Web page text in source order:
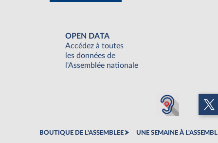
OPEN DATA
Accédez à toutes
les données de
l'Assemblée nationale
BOUTIQUE DE L'ASSEMBLEE UNE SEMAINE À